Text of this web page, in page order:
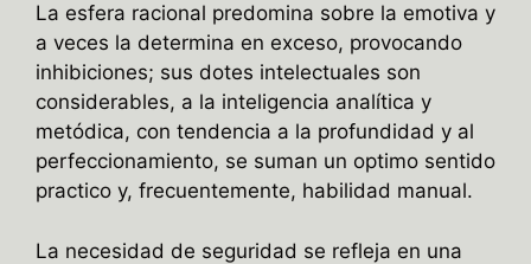
La esfera racional predomina sobre la emotiva y
a veces la determina en exceso, provocando
inhibiciones; sus dotes intelectuales son
considerables, a la inteligencia analítica y
metódica, con tendencia a la profundidad y al
perfeccionamiento, se suman un optimo sentido
practico y, frecuentemente, habilidad manual.
La necesidad de seguridad se refleja en una